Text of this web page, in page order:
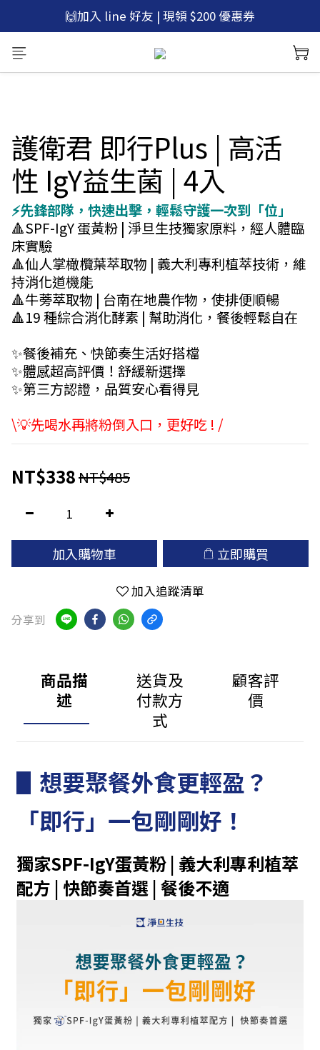
🚚滿$600免運，再贈 微笑口含錠1包
🙌加入 line 好友 | 現領 $200 優惠券
🚚滿$600免運，再贈 微笑口含錠1包
護衛君 即行Plus | 高活
性 IgY益生菌 | 4入
⚡先鋒部隊，快速出擊，輕鬆守護一次到「位」
🔺SPF-IgY 蛋黃粉 | 淨旦生技獨家原料，經人體臨
床實驗
🔺仙人掌橄欖葉萃取物 | 義大利專利植萃技術，維
持消化道機能
🔺牛蒡萃取物 | 台南在地農作物，使排便順暢
🔺19 種綜合消化酵素 | 幫助消化，餐後輕鬆自在
✨餐後補充、快節奏生活好搭檔
✨體感超高評價！舒緩新選擇
✨第三方認證，品質安心看得見
\💡先喝水再將粉倒入口，更好吃 ! /
NT$338NT$485
加入購物車 立即購買
加入追蹤清單
分享到
商品描
述
送貨及
付款方
式
顧客評
價
▋想要聚餐外食更輕盈？
「即行」一包剛剛好！
獨家SPF-IgY蛋黃粉 | 義大利專利植萃
配方 | 快節奏首選 | 餐後不適